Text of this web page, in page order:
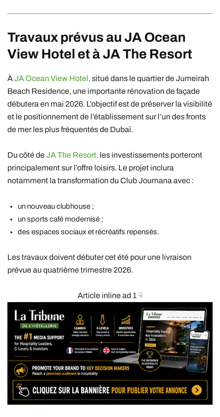
Travaux prévus au JA Ocean
View Hotel et àJA The Resort
ÀJA Ocean View Hotel, situé dans le quartier de Jumeirah
Beach Residence, une importante rénovation de façade
débutera en mai 2026. L’objectif est de préserver la visibilité
et le positionnement de l’établissement sur l’un des fronts
de mer les plus fréquentés de Dubaï.
Du côté deJA The Resort, les investissements porteront
principalement sur l’offre loisirs. Le projet inclura
notamment la transformation du Club Joumana avec :
un nouveau clubhouse ;
un sports café modernisé ;
des espaces sociaux et récréatifs repensés.
Les travaux doivent débuter cet été pour une livraison
prévue au quatrième trimestre 2026.
Article inline ad 1 ☟